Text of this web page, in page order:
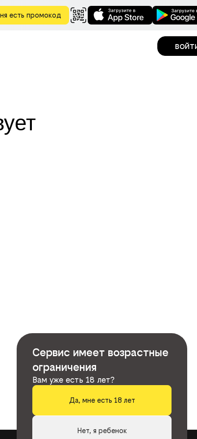
есть промокод
Сервис имеет возрастные
ограничения
Вам уже есть 18 лет?
Да, мне есть 18 лет
Нет, я ребенок